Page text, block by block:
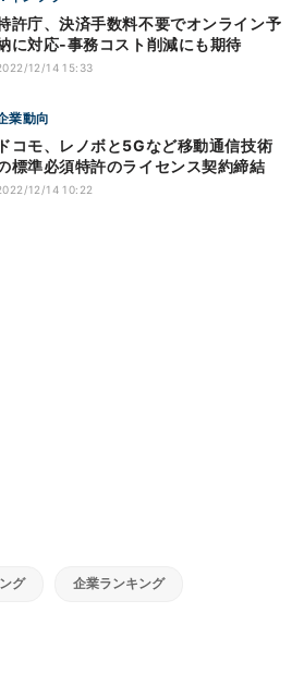
許庁、決済手数料不要でオンライン予
に対応‐事務コスト削減にも期待
12/14 15:33
業動向
ドコモ、レノボと5Gなど移動通信技術
標準必須特許のライセンス契約締結
12/14 10:22
グ 企業ランキング